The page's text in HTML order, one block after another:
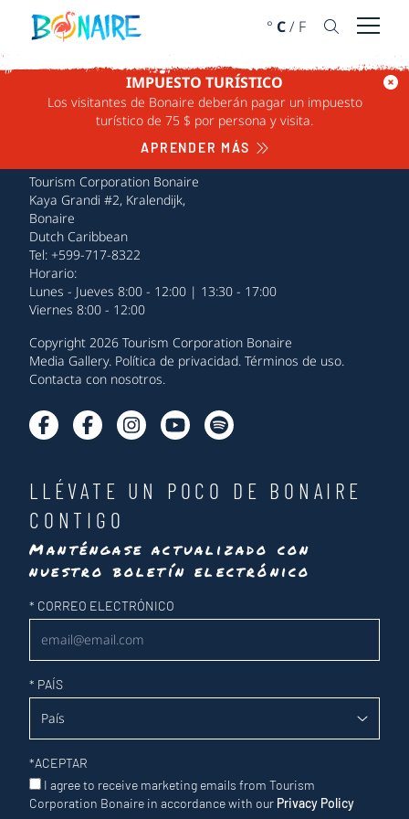
IR AL CONTENIDO
° C/ F Abrir
IMPUESTO TURÍSTICO
Los visitantes de Bonaire deberán pagar un impuesto
turístico de 75 $ por persona y visita.
APRENDER MÁS
Tourism Corporation Bonaire
Kaya Grandi #2, Kralendijk,
Bonaire
Dutch Caribbean
Tel: +599-717-8322
Horario:
Lunes - Jueves 8:00 - 12:00 | 13:30 - 17:00
Viernes 8:00 - 12:00
Copyright 2026 Tourism Corporation Bonaire
Media Gallery. Política de privacidad. Términos de uso.
Contacta con nosotros.
LLÉVATE UN POCO DE BONAIRE
CONTIGO
Manténgase actualizado con
nuestro boletín electrónico
Newsletter
* CORREO ELECTRÓNICO
* PAÍS
*ACEPTAR
I agree to receive marketing emails from Tourism
Corporation Bonaire in accordance with our Privacy Policy